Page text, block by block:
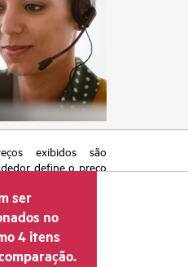
exibidos são
define o preço
sobre vendas e
definido
variar em relação
e ao preço
preço indicativo
ser
no
4 itens